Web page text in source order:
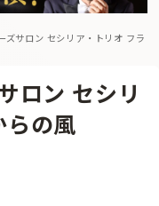
ズサロン セシリア・トリオ フラ
ロン セシリ
らの風